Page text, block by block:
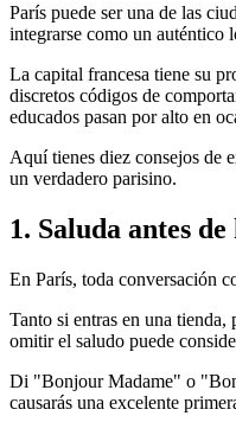
París puede ser una de las
integrarse como un auténtico
La capital francesa tiene su
discretos códigos de
educados pasan por alto en
Aquí tienes diez consejos de
un verdadero parisino.
1. Saluda antes
En París, toda conversación
Tanto si entras en una
omitir el saludo puede
Di "Bonjour Madame" o
causarás una excelente